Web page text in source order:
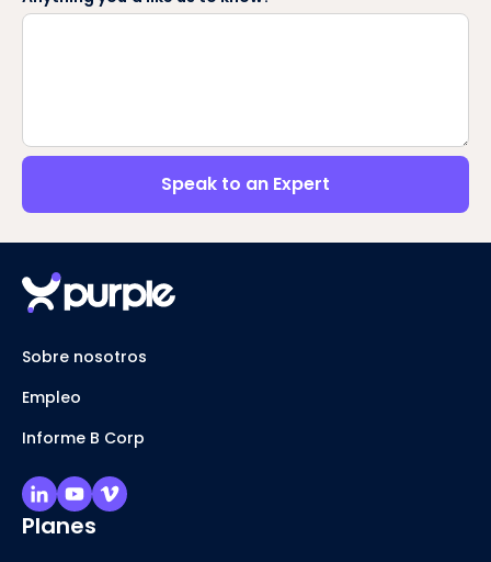
Speak to an Expert
Sobre nosotros
Empleo
Informe B Corp
Planes